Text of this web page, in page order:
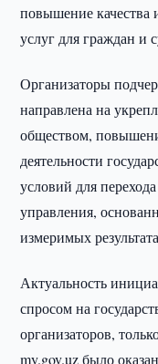
повышение качества
услуг для граждан и
Организаторы
направлена на
обществом,
деятельности
условий для
управления,
измеримых
Актуальность
спросом на
организаторов,
my.gov.uz было